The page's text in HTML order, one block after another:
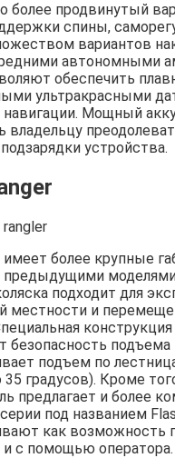
более продвинутый
спины,
вариантов
автономными
обеспечить
ультракрасными
навигации. Мощный
устройства.
имеет более крупные
предыдущими
подходит для
местности и
конструкция
безопасность
подъем по
градусов). Кроме
предлагает и более
под названием
как возможность
и с помощью оператора.